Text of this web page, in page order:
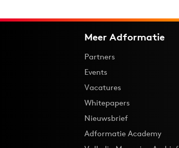
Meer Adformatie
Partners
Events
Vacatures
Whitepapers
Nieuwsbrief
Adformatie Academy